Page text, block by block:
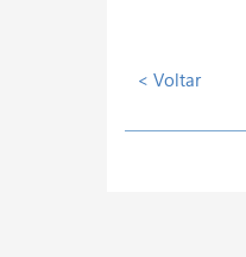
< Voltar